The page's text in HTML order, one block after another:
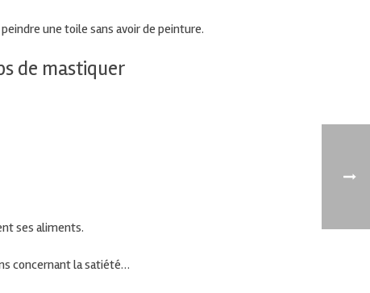
une toile sans avoir de peinture.
de mastiquer
ses aliments.
concernant la satiété…